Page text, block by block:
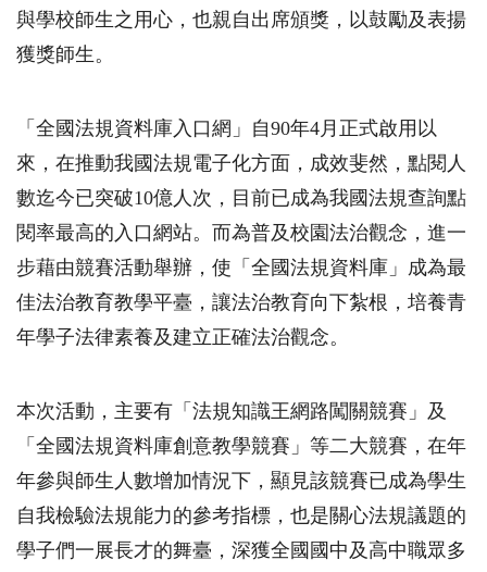
與學校師生之用心，也親自出席頒獎，以鼓勵及表揚
獲獎師生。
「全國法規資料庫入口網」自90年4月正式啟用以
來，在推動我國法規電子化方面，成效斐然，點閱人
數迄今已突破10億人次，目前已成為我國法規查詢點
閱率最高的入口網站。而為普及校園法治觀念，進一
步藉由競賽活動舉辦，使「全國法規資料庫」成為最
佳法治教育教學平臺，讓法治教育向下紮根，培養青
年學子法律素養及建立正確法治觀念。
本次活動，主要有「法規知識王網路闖關競賽」及
「全國法規資料庫創意教學競賽」等二大競賽，在年
年參與師生人數增加情況下，顯見該競賽已成為學生
自我檢驗法規能力的參考指標，也是關心法規議題的
學子們一展長才的舞臺，深獲全國國中及高中職眾多